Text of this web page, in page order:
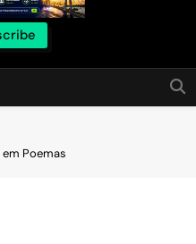
Poemas